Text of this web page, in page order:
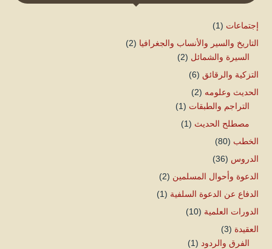
إجتماعات (1)
التاريخ والسير والأنساب والجغرافيا (2)
السيرة والشمائل (2)
التزكية والرقائق (6)
الحديث وعلومه (2)
التراجم والطبقات (1)
مصطلح الحديث (1)
الخطب (80)
الدروس (36)
الدعوة وأحوال المسلمين (2)
الدفاع عن الدعوة السلفية (1)
الدورات العلمية (10)
العقيدة (3)
الفرق والردود (1)